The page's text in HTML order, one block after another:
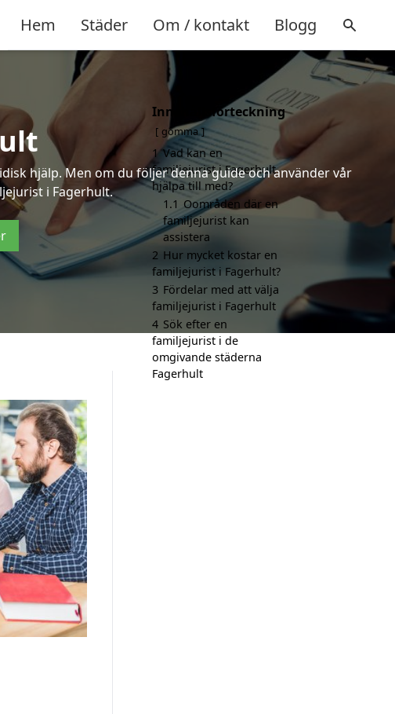
Hem Städer Om / kontakt Blogg
hjälp. Men om du följer denna guide och använder vår
i Fagerhult.
Innehållsförteckning
gömma
1 Vad kan en
familjejurist i Fagerhult
hjälpa till med?
1.1 Oområden där en
familjejurist kan
assistera
2 Hur mycket kostar en
familjejurist i Fagerhult?
3 Fördelar med att välja
familjejurist i Fagerhult
4 Sök efter en
familjejurist i de
omgivande städerna
Fagerhult